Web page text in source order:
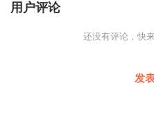
用户评论
还没有评论，快
发